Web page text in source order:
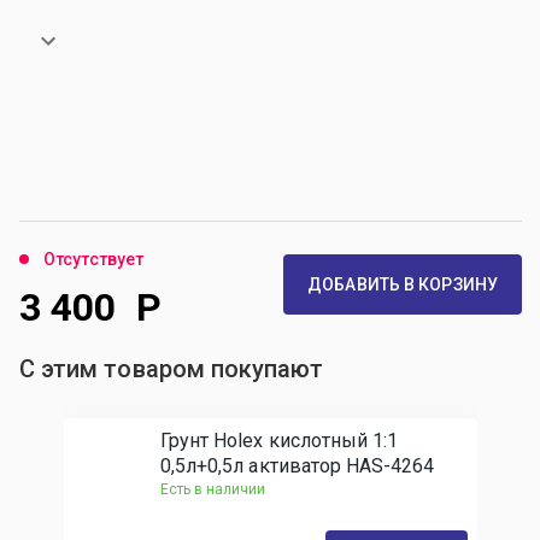
Отсутствует
3 400 Р ДОБАВИТЬ В КОРЗИНУ
С этим товаром покупают
Грунт Holex кислотный 1:1
0,5л+0,5л активатор HAS-4264
Есть в наличии